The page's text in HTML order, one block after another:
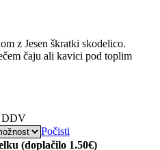
z Jesen škratki skodelico.
čaju ali kavici pod toplim
DDV
Počisti
(doplačilo 1.50€)